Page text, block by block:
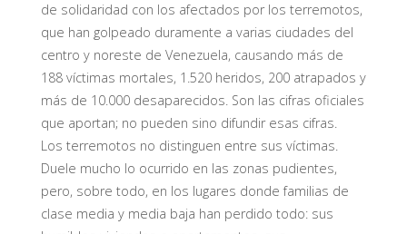
de solidaridad con los afectados por los terremotos,
que han golpeado duramente a varias ciudades del
centro y noreste de Venezuela, causando más de
188 víctimas mortales, 1.520 heridos, 200 atrapados y
más de 10.000 desaparecidos. Son las cifras oficiales
que aportan; no pueden sino difundir esas cifras.
Los terremotos no distinguen entre sus víctimas.
Duele mucho lo ocurrido en las zonas pudientes,
pero, sobre todo, en los lugares donde familias de
clase media y media baja han perdido todo: sus